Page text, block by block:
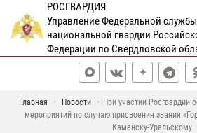
РОСГВАРДИЯ
Управление Федеральной
национальной гвардии
Федерации по Свердловской
Главная Новости
При участии Росгвардии
мероприятий по случаю присвоения звания
Каменску-Уральскому